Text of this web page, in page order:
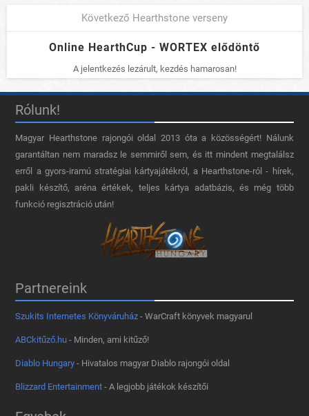
Következő Hearthstone verseny
Online HearthCup - WORTEX elődöntő
A jelentkezés lezárult, kezdés hamarosan!
Rólunk!
Magyar Hearthstone​ rajongói oldal 2013 óta a közösségért! Nálunk
garantáltan nem maradsz le semmiről sem, és itt mindent megtalálsz
erről a gyors-iramú stratégiai kártyajátékról, a Hearthstone-ról - hírek,
pakli készítő, aréna értékek, teljes kártya adatbázis, és még több
funkció regisztráció után!
Partnereink
Szukits Internetes Könyváruház - WarCraft könyvek magyarul
ABCkitűző.hu - Minden, ami kitűző!
Diablo Hungary - Hivatalos magyar Diablo rajongói oldal
Blizzard Entertainment - A legjobb játékok készítői